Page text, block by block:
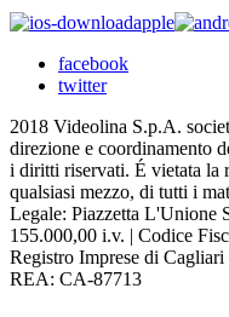
apple
facebook
twitter
2018 Videolina S.p.A.
direzione e coordinamento
i diritti riservati. É vietata la
qualsiasi mezzo, di tutti i
Legale: Piazzetta L'Unione
155.000,00 i.v. | Codice
Registro Imprese di
REA: CA-87713